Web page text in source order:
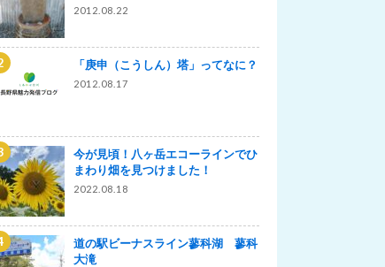
2012.08.22
「庚申（こうしん）塔」ってなに？
2012.08.17
今が見頃！八ヶ岳エコーラインでひ
まわり畑を見つけました！
2022.08.18
道の駅ビーナスライン蓼科湖 蓼科
大滝